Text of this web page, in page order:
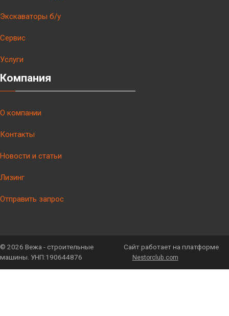
Экскаваторы б/у
Сервис
Услуги
Компания
О компании
Контакты
Новости и статьи
Лизинг
Отправить запрос
© 2026 Вежа - строительные
машины. УНП:190644876
Сайт работает на платформе
Nestorclub.com